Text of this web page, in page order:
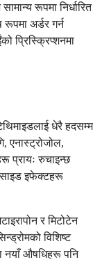
रूपमा निर्धारित
अर्डर गर्न
प्रिस्क्रिप्शनमा
धेरै हदसम्म
एनास्ट्रोजोल,
प्रायः रुचाइन्छ
साइड इफेक्टहरू
र मिटोटेन
विशिष्ट
नयाँ औषधिहरू पनि